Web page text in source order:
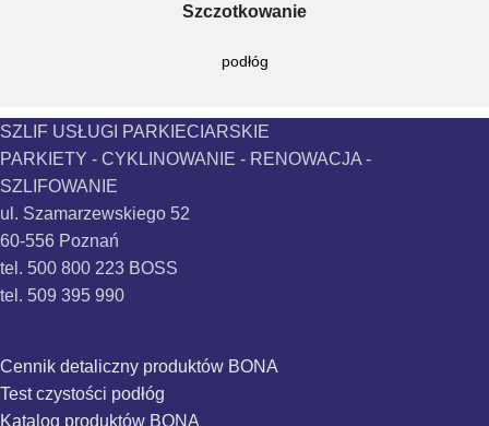
Szczotkowanie
podłóg
SZLIF USŁUGI PARKIECIARSKIE
PARKIETY - CYKLINOWANIE - RENOWACJA -
SZLIFOWANIE
ul. Szamarzewskiego 52
60-556 Poznań
tel. 500 800 223 BOSS
tel. 509 395 990
Cennik detaliczny produktów BONA
Test czystości podłóg
Katalog produktów BONA